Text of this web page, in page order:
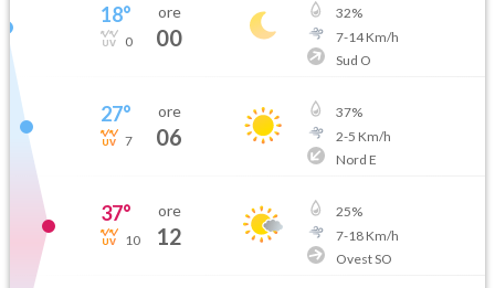
18°
0
ore
00
32%
7-14Km/h
Sud O
27°
7
ore
06
37%
2-5 Km/h
Nord E
37°
10
ore
12
25%
7-18Km/h
Ovest SO